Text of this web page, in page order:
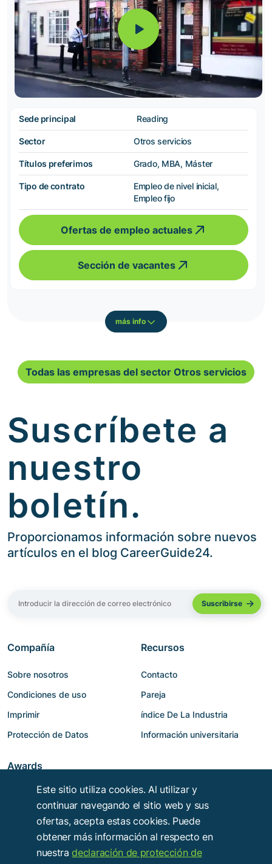
Sede principal Reading
Sector Otros servicios
Títulos preferimos Grado, MBA, Máster
Tipo de contrato
Empleo de nivel inicial,
Empleo fijo
Ofertas de empleo actuales
Sección de vacantes
más info
Todas las empresas del sector Otros servicios
Suscríbete a
nuestro
boletín.
Proporcionamos información sobre nuevos
artículos en el blog CareerGuide24.
Compañía
Sobre nosotros
Condiciones de uso
Imprimir
Protección de Datos
Recursos
Contacto
Pareja
índice De La Industria
Información universitaria
Awards
Este sitio utiliza cookies. Al utilizar y
continuar navegando el sitio web y sus
ofertas, acepta estas cookies. Puede
obtener más información al respecto en
nuestradeclaración de protección de